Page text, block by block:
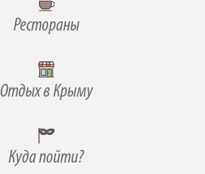
Рестораны
Отдых в Крыму
Куда пойти?